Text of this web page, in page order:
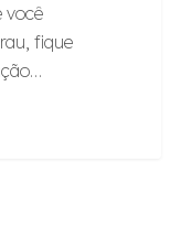
você
fique